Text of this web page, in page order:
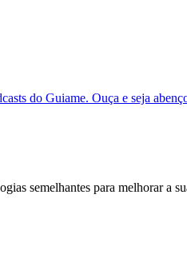
do Guiame. Ouça e seja
semelhantes para melhorar a